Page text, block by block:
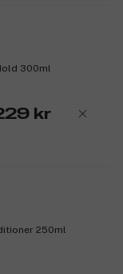
300ml
kr
250ml